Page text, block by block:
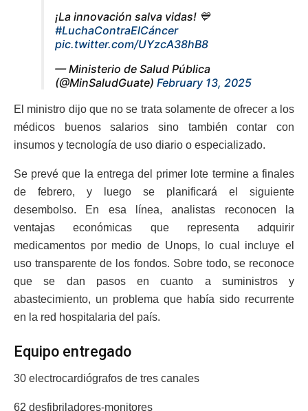
¡La innovación salva vidas! 💙
#LuchaContraElCáncer
pic.twitter.com/UYzcA38hB8
— Ministerio de Salud Pública
(@MinSaludGuate) February 13, 2025
El ministro dijo que no se trata solamente de ofrecer a los
médicos buenos salarios sino también contar con
insumos y tecnología de uso diario o especializado.
Se prevé que la entrega del primer lote termine a finales
de febrero, y luego se planificará el siguiente
desembolso. En esa línea, analistas reconocen la
ventajas económicas que representa adquirir
medicamentos por medio de Unops, lo cual incluye el
uso transparente de los fondos. Sobre todo, se reconoce
que se dan pasos en cuanto a suministros y
abastecimiento, un problema que había sido recurrente
en la red hospitalaria del país.
Equipo entregado
30 electrocardiógrafos de tres canales
62 desfibriladores-monitores